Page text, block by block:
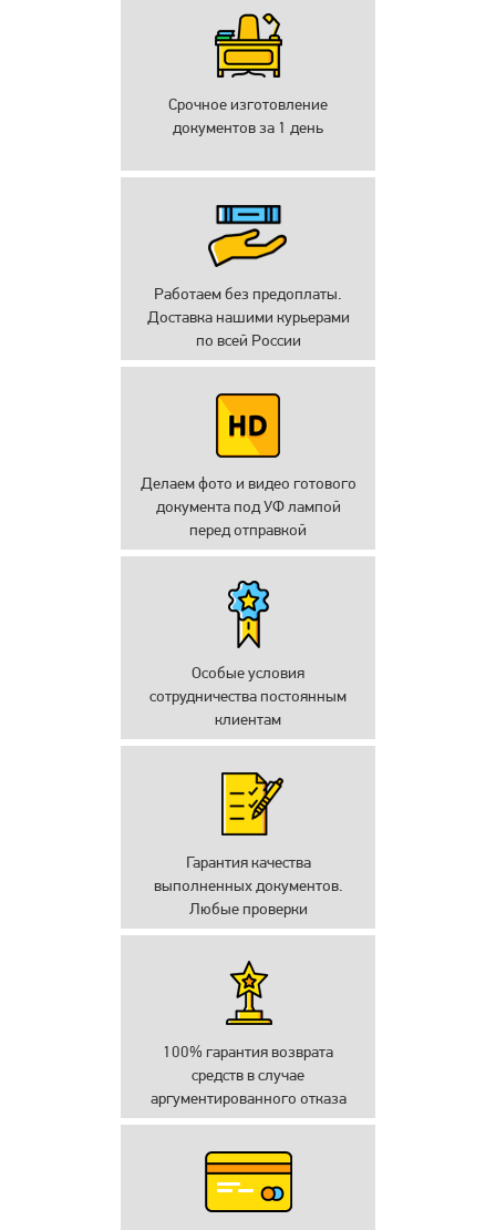
Срочное изготовление
документов за 1 день
Работаем без предоплаты.
Доставка нашими курьерами
по всей России
Делаем фото и видео готового
документа под УФ лампой
перед отправкой
Особые условия
сотрудничества постоянным
клиентам
Гарантия качества
выполненных документов.
Любые проверки
100% гарантия возврата
средств в случае
аргументированного отказа